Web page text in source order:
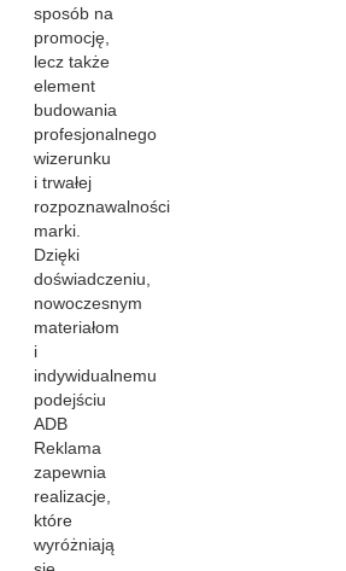
sposób na
promocję,
lecz także
element
budowania
profesjonalnego
wizerunku
i trwałej
rozpoznawalności
marki.
Dzięki
doświadczeniu,
nowoczesnym
materiałom
i
indywidualnemu
podejściu
ADB
Reklama
zapewnia
realizacje,
które
wyróżniają